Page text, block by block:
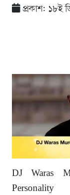
প্রকাশ: ১৮ই
DJ Waras
Personality